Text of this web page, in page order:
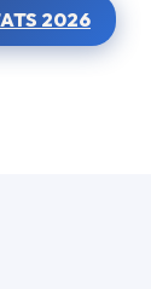
2026